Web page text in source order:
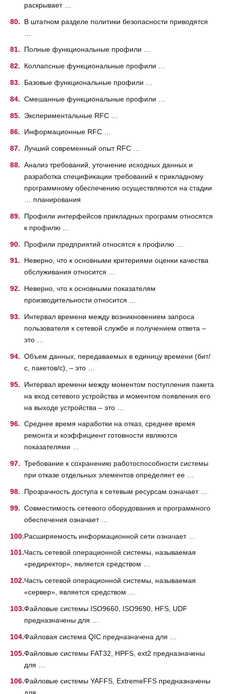
раскрывает …
В штатном разделе политики безопасности приводятся
Полные функциональные профили …
Коллапсные функциональные профили …
Базовые функциональные профили …
Смешанные функциональные профили …
Экспериментальные RFC …
Информационные RFC …
Лучший современный опыт RFC …
Анализ требований, уточнение исходных данных и
разработка спецификации требований к прикладному
программному обеспечению осуществляются на стадии
… планирования
Профили интерфейсов прикладных программ относятся
к профилю …
Профили предприятий относятся к профилю …
Неверно, что к основными критериями оценки качества
обслуживания относится …
Неверно, что к основными показателям
производительности относится …
Интервал времени между возникновением запроса
пользователя к сетевой службе и получением ответа –
это …
Объем данных, передаваемых в единицу времени (бит/
с, пакетов/с), – это …
Интервал времени между моментом поступления пакета
на вход сетевого устройства и моментом появления его
на выходе устройства – это …
Среднее время наработки на отказ, среднее время
ремонта и коэффициент готовности являются
показателями …
Требование к сохранению работоспособности системы
при отказе отдельных элементов определяет ее …
Прозрачность доступа к сетевым ресурсам означает …
Совместимость сетевого оборудования и программного
обеспечения означает …
Расширяемость информационной сети означает …
Часть сетевой операционной системы, называемая
«редиректор», является средством …
Часть сетевой операционной системы, называемая
«сервер», является средством …
Файловые системы ISO9660, ISO9690, HFS, UDF
предназначены для …
Файловая система QIC предназначена для …
Файловые системы FAT32, HPFS, ext2 предназначены
для …
Файловые системы YAFFS, ExtremeFFS предназначены